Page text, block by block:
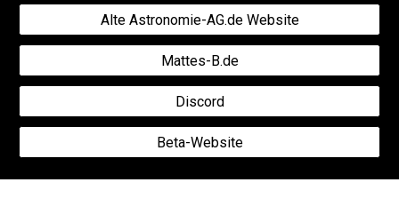
Alte Astronomie-AG.de Website
Mattes-B.de
Discord
Beta-Website